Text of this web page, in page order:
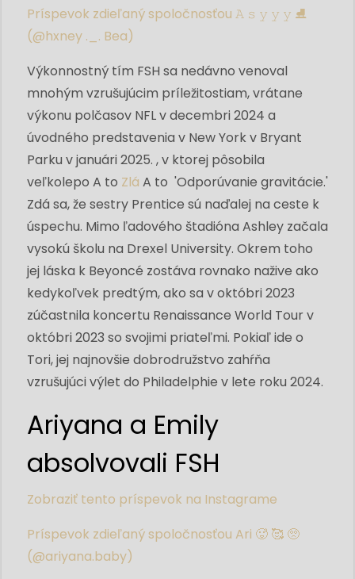
Príspevok zdieľaný spoločnosťou 𝙰 𝚜 𝚢 𝚢 𝚢 ⛸
(@hxney ._. Bea)
Výkonnostný tím FSH sa nedávno venoval
mnohým vzrušujúcim príležitostiam, vrátane
výkonu polčasov NFL v decembri 2024 a
úvodného predstavenia v New York v Bryant
Parku v januári 2025. , v ktorej pôsobila
veľkolepo A to Zlá A to 'Odporúvanie gravitácie.'
Zdá sa, že sestry Prentice sú naďalej na ceste k
úspechu. Mimo ľadového štadióna Ashley začala
vysokú školu na Drexel University. Okrem toho
jej láska k Beyoncé zostáva rovnako nažive ako
kedykoľvek predtým, ako sa v októbri 2023
zúčastnila koncertu Renaissance World Tour v
októbri 2023 so svojimi priateľmi. Pokiaľ ide o
Tori, jej najnovšie dobrodružstvo zahŕňa
vzrušujúci výlet do Philadelphie v lete roku 2024.
Ariyana a Emily
absolvovali FSH
Zobraziť tento príspevok na Instagrame
Príspevok zdieľaný spoločnosťou Ari 🥵 🥰 🥺
(@ariyana.baby)